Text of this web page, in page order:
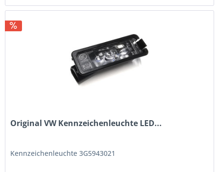
Original VW Kennzeichenleuchte LED...
Kennzeichenleuchte 3G5943021